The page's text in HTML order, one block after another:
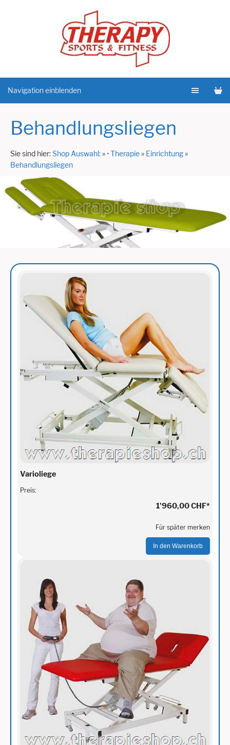
Navigation einblenden
Behandlungsliegen
Sie sind hier:Shop Auswahl:»• Therapie» Einrichtung»
Behandlungsliegen
Varioliege
Preis:
1'960,00 CHF*
Für später merken
In den Warenkorb